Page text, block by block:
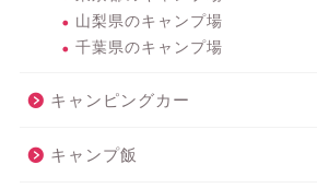
山梨県のキャンプ場
千葉県のキャンプ場
キャンピングカー
キャンプ飯